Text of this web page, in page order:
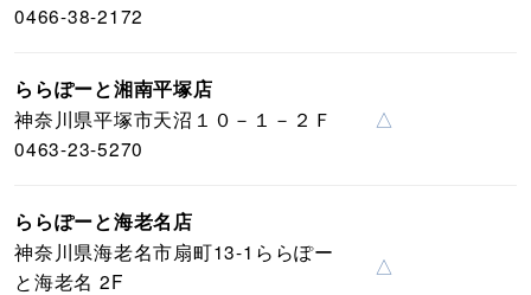
0466-38-2172
ららぽーと湘南平塚店
神奈川県平塚市天沼１０－１－２Ｆ
0463-23-5270
△
ららぽーと海老名店
神奈川県海老名市扇町13-1ららぽー
と海老名 2F
△